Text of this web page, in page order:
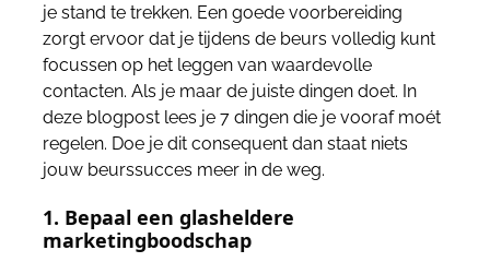
je stand te trekken. Een goede voorbereiding
zorgt ervoor dat je tijdens de beurs volledig kunt
focussen op het leggen van waardevolle
contacten. Als je maar de juiste dingen doet. In
deze blogpost lees je 7 dingen die je vooraf moét
regelen. Doe je dit consequent dan staat niets
jouw beurssucces meer in de weg.
1. Bepaal een glasheldere
marketingboodschap